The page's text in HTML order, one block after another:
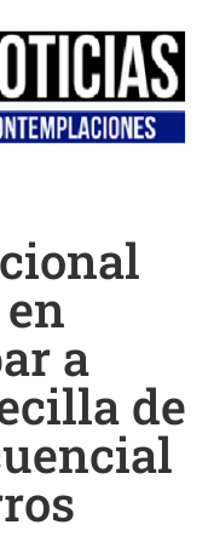
a
de